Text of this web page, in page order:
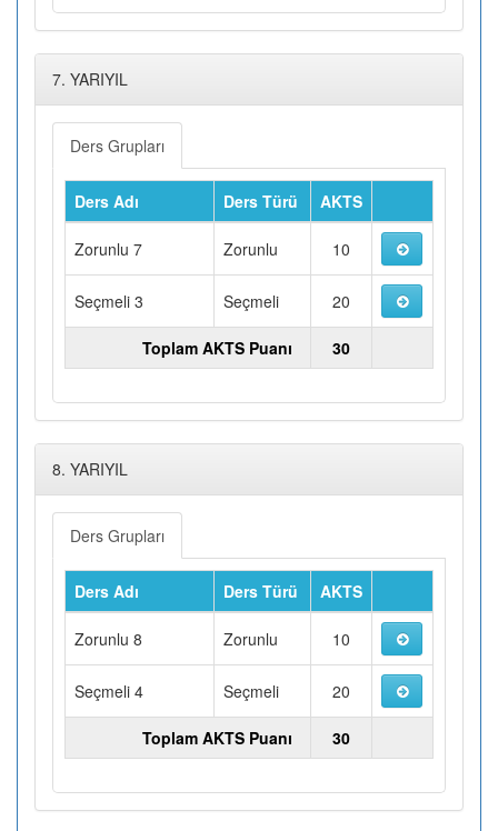
7. YARIYIL
Ders Grupları
Ders Adı Ders Türü AKTS
Zorunlu 7 Zorunlu 10
Seçmeli 3 Seçmeli 20
Toplam AKTS Puanı 30
8. YARIYIL
Ders Grupları
Ders Adı Ders Türü AKTS
Zorunlu 8 Zorunlu 10
Seçmeli 4 Seçmeli 20
Toplam AKTS Puanı 30